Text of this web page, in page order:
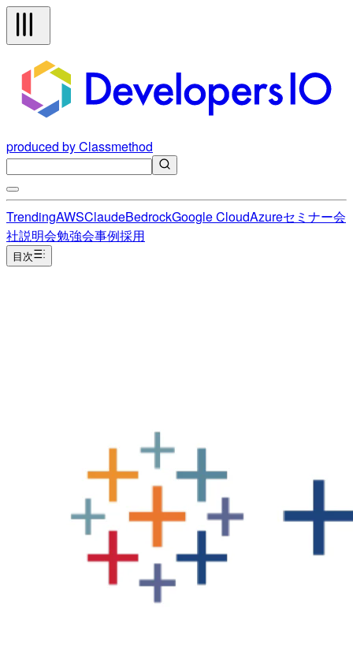
produced by Classmethod
TrendingAWSClaudeBedrockGoogle CloudAzureセミナー会
社説明会勉強会事例採用
目次